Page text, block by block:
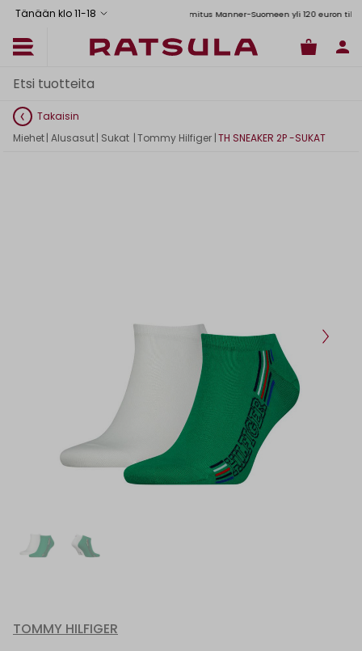
Tänään klo 11-18
Toimituskulut alk. 6,90€Ilmainen toimitus Manner-Suomeen yli 120 euron
Takaisin
Miehet| Alusasut| Sukat |Tommy Hilfiger |TH SNEAKER 2P -SUKAT
TOMMY HILFIGER